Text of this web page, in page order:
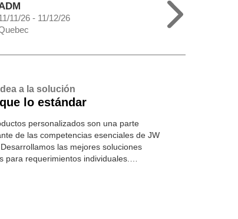
11/26 - 11/12/26
a la solución
lo estándar
personalizados son una parte
de las competencias esenciales de JW
las mejores soluciones
para requerimientos individuales.